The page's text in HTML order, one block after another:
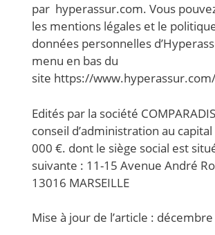
par hyperassur.com. Vous
les mentions légales et le
données personnelles
menu en bas du
site https://www.hyperassur.com/
Edités par la société
conseil d’administration au
000 €. dont le siège social est
suivante : 11-15 Avenue André
13016 MARSEILLE
Mise à jour de l’article :